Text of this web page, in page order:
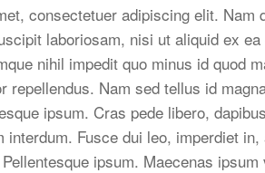
consectetuer adipiscing elit. Nam
laboriosam, nisi ut aliquid ex
nihil impedit quo minus id quod
Nam sed tellus id
ipsum. Cras pede libero,
Fusce dui leo, imperdiet
ipsum. Maecenas